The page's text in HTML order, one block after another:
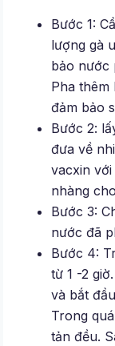
Bước 1:
lượng gà
bảo nước
Pha thêm
đảm bảo
Bước 2:
đưa về
vacxin
nhàng
Bước 3:
nước đã
Bước 4:
từ 1 -2
và bắt
Trong
tản đều.